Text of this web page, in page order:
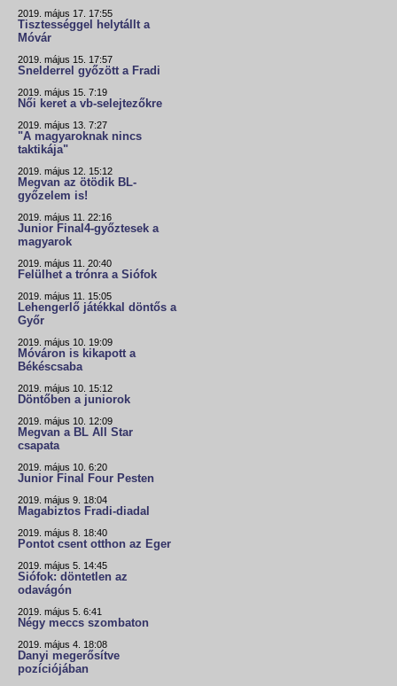
2019. május 17. 17:55
Tisztességgel helytállt a
Móvár
2019. május 15. 17:57
Snelderrel győzött a Fradi
2019. május 15. 7:19
Női keret a vb-selejtezőkre
2019. május 13. 7:27
"A magyaroknak nincs
taktikája"
2019. május 12. 15:12
Megvan az ötödik BL-
győzelem is!
2019. május 11. 22:16
Junior Final4-győztesek a
magyarok
2019. május 11. 20:40
Felülhet a trónra a Siófok
2019. május 11. 15:05
Lehengerlő játékkal döntős a
Győr
2019. május 10. 19:09
Móváron is kikapott a
Békéscsaba
2019. május 10. 15:12
Döntőben a juniorok
2019. május 10. 12:09
Megvan a BL All Star
csapata
2019. május 10. 6:20
Junior Final Four Pesten
2019. május 9. 18:04
Magabiztos Fradi-diadal
2019. május 8. 18:40
Pontot csent otthon az Eger
2019. május 5. 14:45
Siófok: döntetlen az
odavágón
2019. május 5. 6:41
Négy meccs szombaton
2019. május 4. 18:08
Danyi megerősítve
pozíciójában